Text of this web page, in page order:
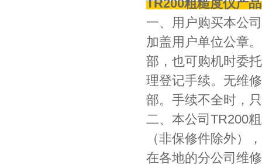
TR200粗糙度仪产
一、用户购买本公
加盖用户单位公章
部，也可购机时委
理登记手续。无维
部。手续不全时，
二、本公司TR200
（非保修件除外）
在各地的分公司维